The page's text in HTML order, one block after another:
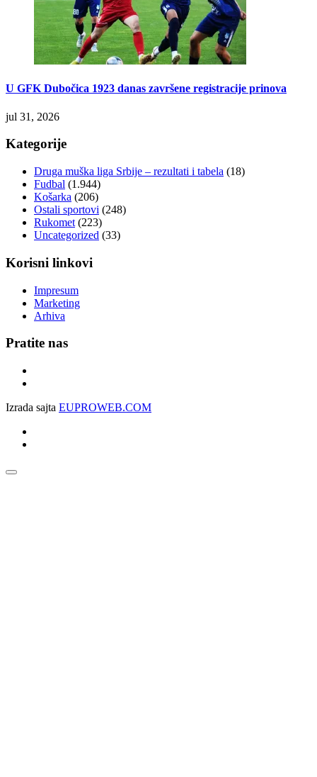
U GFK Dubočica 1923 danas završene registracije prinova
jul 31, 2026
Kategorije
Druga muška liga Srbije – rezultati i tabela (18)
Fudbal (1.944)
Košarka (206)
Ostali sportovi (248)
Rukomet (223)
Uncategorized (33)
Korisni linkovi
Impresum
Marketing
Arhiva
Pratite nas
Izrada sajta EUPROWEB.COM